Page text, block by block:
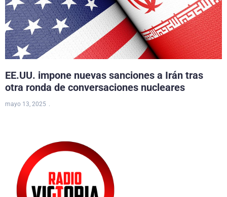
EE.UU. impone nuevas sanciones a Irán tras
otra ronda de conversaciones nucleares
mayo 13, 2025